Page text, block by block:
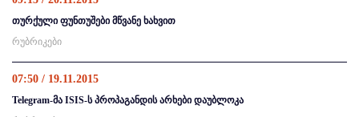
თურქული ფუნთუშები მწვანე ხახვით
რუბრიკები
07:50 / 19.11.2015
Telegram-მა ISIS-ს პროპაგანდის არხები დაუბლოკა